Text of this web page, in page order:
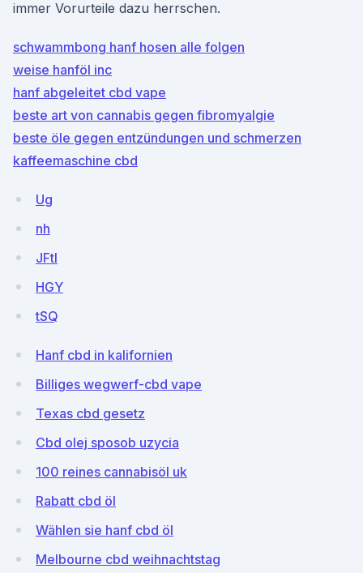
immer Vorurteile dazu herrschen.
schwammbong hanf hosen alle folgen
weise hanföl inc
hanf abgeleitet cbd vape
beste art von cannabis gegen fibromyalgie
beste öle gegen entzündungen und schmerzen
kaffeemaschine cbd
Ug
nh
JFtI
HGY
tSQ
Hanf cbd in kalifornien
Billiges wegwerf-cbd vape
Texas cbd gesetz
Cbd olej sposob uzycia
100 reines cannabisöl uk
Rabatt cbd öl
Wählen sie hanf cbd öl
Melbourne cbd weihnachtstag